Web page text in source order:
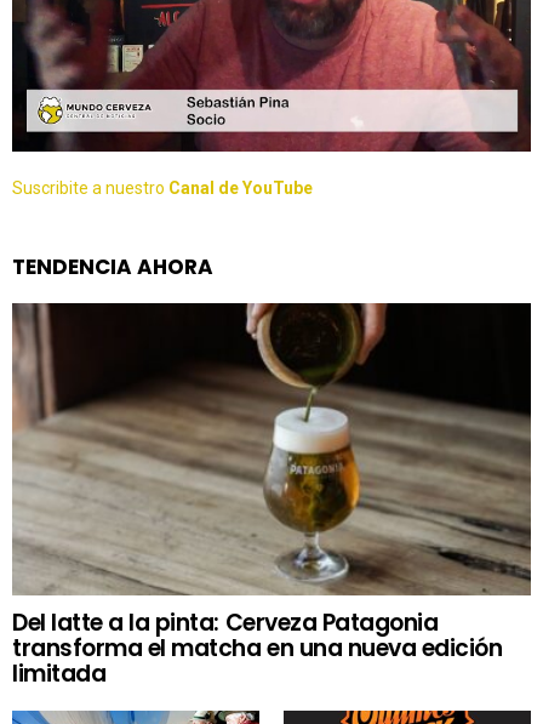
Suscribite a nuestro Canal de YouTube
TENDENCIA AHORA
Del latte a la pinta: Cerveza Patagonia
transforma el matcha en una nueva edición
limitada